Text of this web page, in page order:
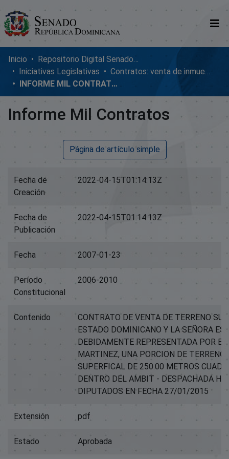
Comunidades
Glosario
Nosotros
Inicio
Repositorio Digital SenadoRD
Iniciativas Legislativas
Contratos: venta de inmuebles, enmiendas y donaciones
INFORME MIL CONTRATOS
Informe Mil Contratos
Página de artículo simple
Fecha de
Creación
2022-04-15T01:14:13Z
Fecha de
Publicación
2022-04-15T01:14:13Z
Fecha 2007-01-23
Período
Constitucional
2006-2010
Contenido
CONTRATO DE VENTA DE TERRENO
ESTADO DOMINICANO Y LA SEÑORA
DEBIDAMENTE REPRESENTADA POR
MARTINEZ, UNA PORCION DE
SUPERFICAL DE 250.00 METROS
DENTRO DEL AMBIT - DESPACHADA
DIPUTADOS EN FECHA 27/01/2015
Extensión pdf
Estado Aprobada